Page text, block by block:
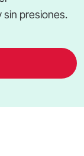
sin presiones.